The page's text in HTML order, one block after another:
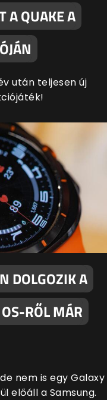
A QUAKE A
után teljesen új
DOLGOZIK A
RŐL MÁR
nem is egy Galaxy
előáll a Samsung.